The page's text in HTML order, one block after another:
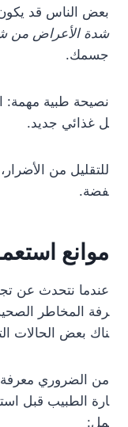
بعض الناس قد يكون
شدة الأعراض من
جسمك.
نصيحة طبية مهمة:
ل غذائي جديد.
للتقليل من
فضة.
موانع
عندما نتحدث عن
رفة المخاطر
ناك بعض الحالات
من الضروري معرفة
ارة الطبيب قبل
مل: